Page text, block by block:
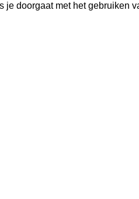
doorgaat met het gebruiken